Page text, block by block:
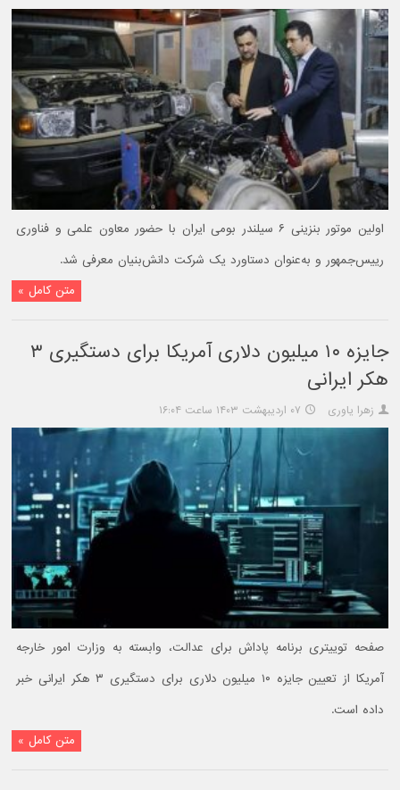
اولین موتور بنزینی ۶ سیلندر بومی ایران با حضور معاون علمی و فناوری
رییس‌جمهور و به‌عنوان دستاورد یک شرکت دانش‌بنیان معرفی شد.
متن کامل »
جایزه ۱۰ میلیون دلاری آمریکا برای دستگیری ۳
هکر ایرانی
زهرا یاوری ۰۷ اردیبهشت ۱۴۰۳ ساعت ۱۶:۰۴
صفحه توییتری برنامه پاداش برای عدالت، وابسته به وزارت امور خارجه
آمریکا از تعیین جایزه ۱۰ میلیون دلاری برای دستگیری ۳ هکر ایرانی خبر
داده است.
متن کامل »